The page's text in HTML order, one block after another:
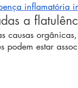
inflamatória
a
causas
podem estar